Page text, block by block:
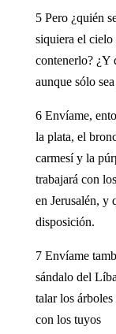
5 Pero ¿quién
siquiera el
contenerlo? ¿Y
aunque sólo
6 Envíame,
la plata, el
carmesí y la
trabajará con
en Jerusalén, y
disposición.
7 Envíame
sándalo del
talar los
con los tuyos